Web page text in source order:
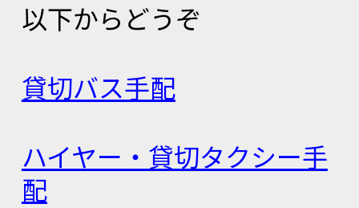
以下からどうぞ
貸切バス手配
ハイヤー・貸切タクシー手
配